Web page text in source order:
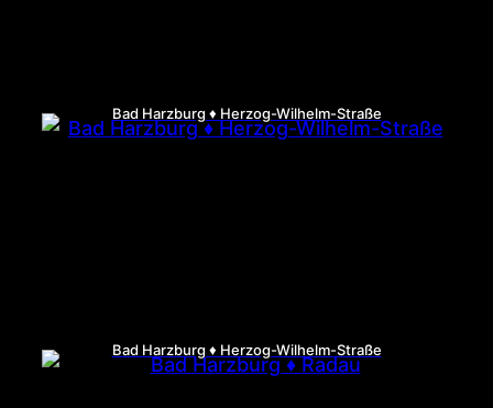
Bad Harzburg ♦ Herzog-Wilhelm-Straße
Bad Harzburg ♦ Herzog-Wilhelm-Straße